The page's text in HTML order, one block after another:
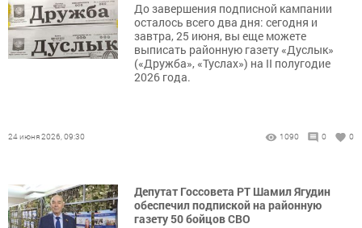
До завершения подписной кампании
осталось всего два дня: сегодня и
завтра, 25 июня, вы еще можете
выписать районную газету «Дуслык»
(«Дружба», «Туслах») на II полугодие
2026 года.
24 июня 2026, 09:30 1090 0 0
Депутат Госсовета РТ Шамил Ягудин
обеспечил подпиской на районную
газету 50 бойцов СВО